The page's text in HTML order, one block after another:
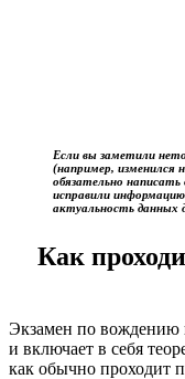
Если вы заметили
(например, изменился
обязательно
исправили
актуальность данных
Как
Экзамен по вождению
и включает в себя
как обычно проходит